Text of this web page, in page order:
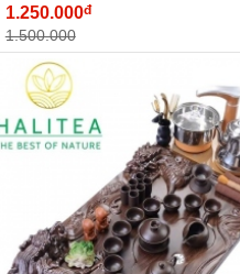
1.250.000đ
1.500.000